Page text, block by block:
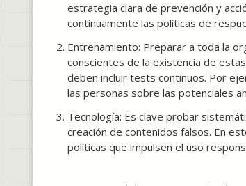
estrategia clara de prevención y
continuamente las políticas de
Entrenamiento: Preparar a toda la
conscientes de la existencia de
deben incluir tests continuos. Por
las personas sobre las potenciales
Tecnología: Es clave probar
creación de contenidos falsos. En
políticas que impulsen el uso